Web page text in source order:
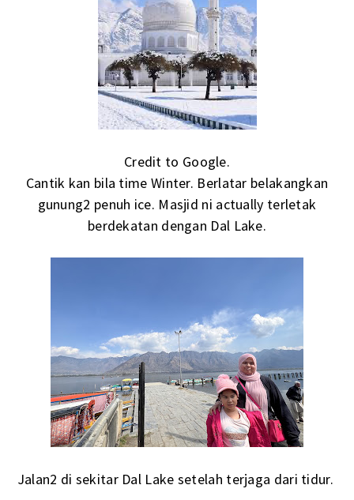
Credit to Google.
Cantik kan bila time Winter. Berlatar belakangkan
gunung2 penuh ice. Masjid ni actually terletak
berdekatan dengan Dal Lake.
Jalan2 di sekitar Dal Lake setelah terjaga dari tidur.